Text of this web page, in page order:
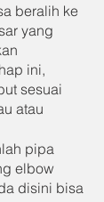
beralih ke
yang
ini,
sesuai
atau
pipa
elbow
disini bisa